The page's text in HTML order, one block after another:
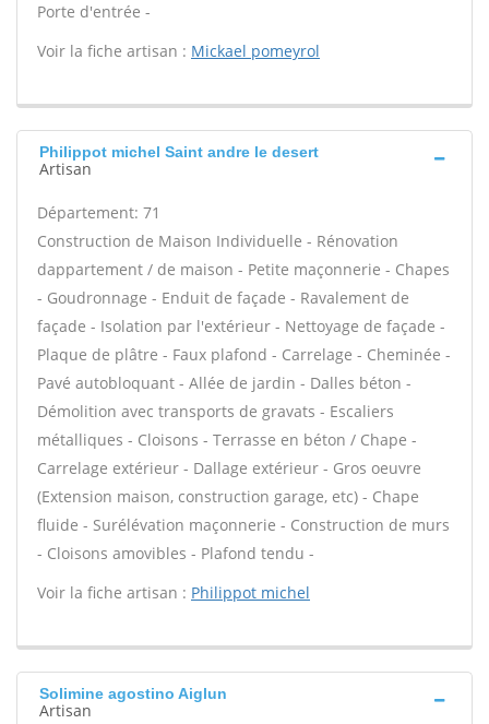
Porte d'entrée -
Voir la fiche artisan : Mickael pomeyrol
Philippot michel Saint andre le desert
Artisan
Département: 71
Construction de Maison Individuelle - Rénovation
dappartement / de maison - Petite maçonnerie - Chapes
- Goudronnage - Enduit de façade - Ravalement de
façade - Isolation par l'extérieur - Nettoyage de façade -
Plaque de plâtre - Faux plafond - Carrelage - Cheminée -
Pavé autobloquant - Allée de jardin - Dalles béton -
Démolition avec transports de gravats - Escaliers
métalliques - Cloisons - Terrasse en béton / Chape -
Carrelage extérieur - Dallage extérieur - Gros oeuvre
(Extension maison, construction garage, etc) - Chape
fluide - Surélévation maçonnerie - Construction de murs
- Cloisons amovibles - Plafond tendu -
Voir la fiche artisan : Philippot michel
Solimine agostino Aiglun
Artisan